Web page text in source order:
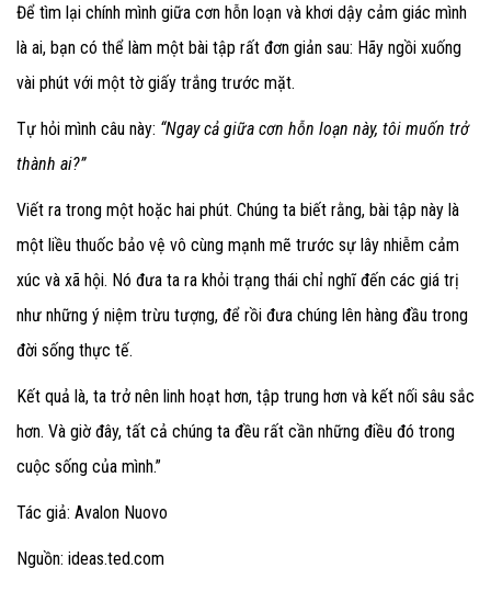
Để tìm lại chính mình giữa cơn hỗn loạn và khơi dậy cảm giác mình
là ai, bạn có thể làm một bài tập rất đơn giản sau: Hãy ngồi xuống
vài phút với một tờ giấy trắng trước mặt.
Tự hỏi mình câu này: “Ngay cả giữa cơn hỗn loạn này, tôi muốn trở
thành ai?”
Viết ra trong một hoặc hai phút. Chúng ta biết rằng, bài tập này là
một liều thuốc bảo vệ vô cùng mạnh mẽ trước sự lây nhiễm cảm
xúc và xã hội. Nó đưa ta ra khỏi trạng thái chỉ nghĩ đến các giá trị
như những ý niệm trừu tượng, để rồi đưa chúng lên hàng đầu trong
đời sống thực tế.
Kết quả là, ta trở nên linh hoạt hơn, tập trung hơn và kết nối sâu sắc
hơn. Và giờ đây, tất cả chúng ta đều rất cần những điều đó trong
cuộc sống của mình.”
Tác giả: Avalon Nuovo
Nguồn: ideas.ted.com